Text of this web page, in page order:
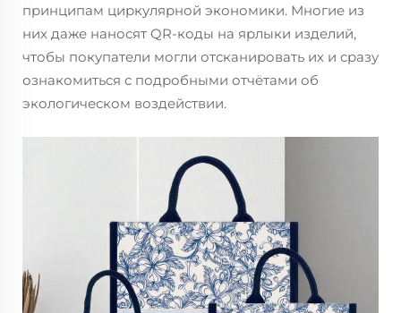
принципам циркулярной экономики. Многие из
них даже наносят QR-коды на ярлыки изделий,
чтобы покупатели могли отсканировать их и сразу
ознакомиться с подробными отчётами об
экологическом воздействии.